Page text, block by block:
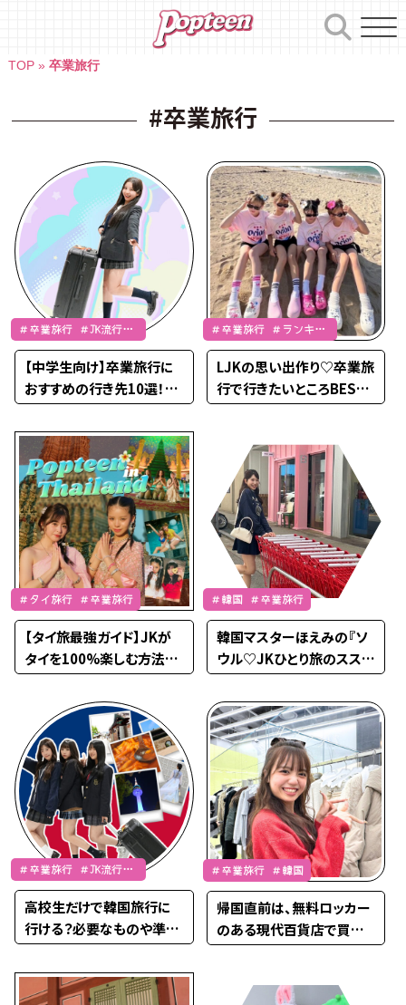
TOP» 卒業旅行
#卒業旅行
＃卒業旅行 ＃JK流行通
信
【中学生向け】卒業旅行に
おすすめの行き先10選！予
算や行く時期も調査♡
＃卒業旅行 ＃ランキン
グ
LJKの思い出作り♡卒業旅
行で行きたいところBEST
5！
＃タイ旅行 ＃卒業旅行
【タイ旅最強ガイド】JKが
タイを100%楽しむ方法を
POPが紹介！
＃韓国 ＃卒業旅行
韓国マスターほえみの『ソ
ウル♡JKひとり旅のスス
メ』
＃卒業旅行 ＃JK流行通
信
高校生だけで韓国旅行に
行ける？必要なものや準備
ガイド♡
＃卒業旅行 ＃韓国
帰国直前は、無料ロッカー
のある現代百貨店で買い
物ラストスパート⭐︎